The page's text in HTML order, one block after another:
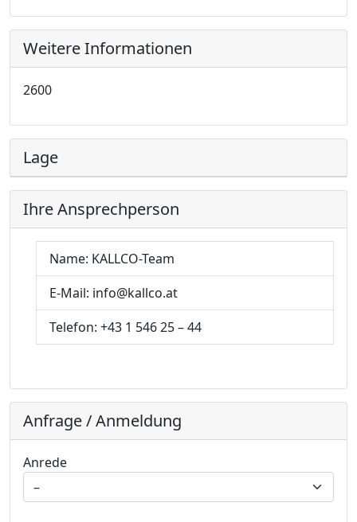
Weitere Informationen
2600
Lage
Ihre Ansprechperson
Name: KALLCO-Team
E-Mail: info@kallco.at
Telefon: +43 1 546 25 – 44
Anfrage / Anmeldung
Anrede